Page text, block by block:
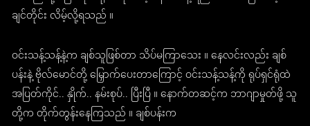
ချင်တိုင်း လိမ့်လို့ရသည် ။
ဝင်းသန့်သန့်နဲ့က ချစ်သူဖြစ်တာ သိပ်မကြာသေး ။ နေလင်းလည်း ချစ်
ပန်းနဲ့ ဗိုလ်မောင်တို့ မြှောက်ပေးတာကြောင့် ဝင်းသန့်သန့်ကို ရုပ်ရှင်ရုံထဲ
အပြတ်ကိုင်.. နှိုက်.. နမ်းစုပ်.. ပြီးပြီ ။ နောက်တဆင့်က ဘာဂျာမှုတ်ဖို့ သူ
တို့က တိုက်တွန်းနေကြသည် ။ ချစ်ပန်းက